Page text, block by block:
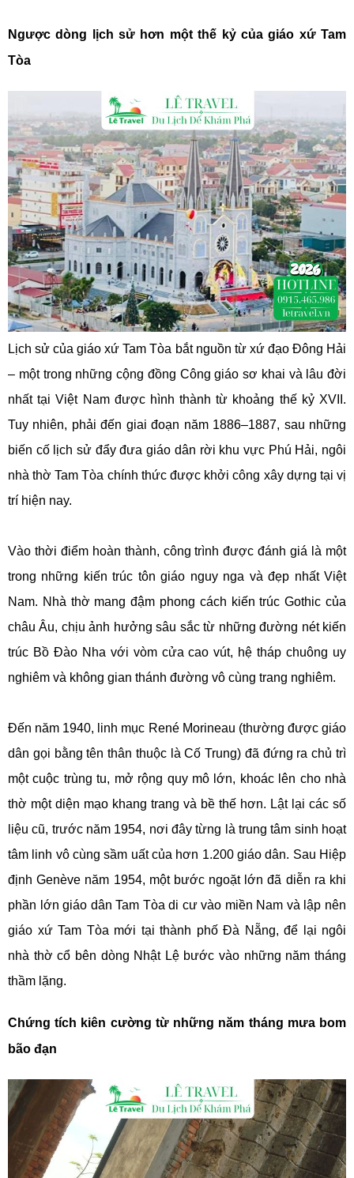
Ngược dòng lịch sử hơn một thế kỷ của giáo xứ Tam
Tòa
Lịch sử của giáo xứ Tam Tòa bắt nguồn từ xứ đạo Đông Hải
– một trong những cộng đồng Công giáo sơ khai và lâu đời
nhất tại Việt Nam được hình thành từ khoảng thế kỷ XVII.
Tuy nhiên, phải đến giai đoạn năm 1886–1887, sau những
biến cố lịch sử đẩy đưa giáo dân rời khu vực Phú Hải, ngôi
nhà thờ Tam Tòa chính thức được khởi công xây dựng tại vị
trí hiện nay.
Vào thời điểm hoàn thành, công trình được đánh giá là một
trong những kiến trúc tôn giáo nguy nga và đẹp nhất Việt
Nam. Nhà thờ mang đậm phong cách kiến trúc Gothic của
châu Âu, chịu ảnh hưởng sâu sắc từ những đường nét kiến
trúc Bồ Đào Nha với vòm cửa cao vút, hệ tháp chuông uy
nghiêm và không gian thánh đường vô cùng trang nghiêm.
Đến năm 1940, linh mục René Morineau (thường được giáo
dân gọi bằng tên thân thuộc là Cố Trung) đã đứng ra chủ trì
một cuộc trùng tu, mở rộng quy mô lớn, khoác lên cho nhà
thờ một diện mạo khang trang và bề thế hơn. Lật lại các số
liệu cũ, trước năm 1954, nơi đây từng là trung tâm sinh hoạt
tâm linh vô cùng sầm uất của hơn 1.200 giáo dân. Sau Hiệp
định Genève năm 1954, một bước ngoặt lớn đã diễn ra khi
phần lớn giáo dân Tam Tòa di cư vào miền Nam và lập nên
giáo xứ Tam Tòa mới tại thành phố Đà Nẵng, để lại ngôi
nhà thờ cổ bên dòng Nhật Lệ bước vào những năm tháng
thầm lặng.
Chứng tích kiên cường từ những năm tháng mưa bom
bão đạn